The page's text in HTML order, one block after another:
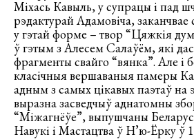
Міхась Кавыль, у супрацы і пад
рэдактурай Адамовіча,
у гэтай форме – твор “Цяжкія
ў гэтым з Алесем Салаўём, які
фрагменты свайго “вянка”. Але і
класічныя вершаваныя памеры
адным з самых цікавых паэтаў на
выразна засведчыў аднатомны
“Міжагнёўе”, выпушчаны
Навукі і Мастацтва ў Н’ю-Ёрку ў